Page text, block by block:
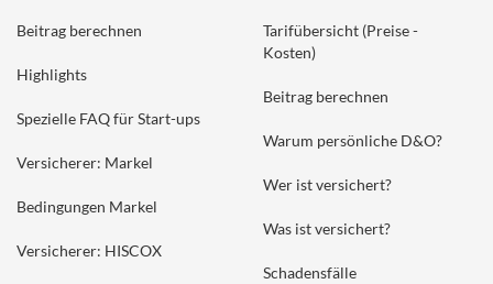
Beitrag berechnen
Highlights
Spezielle FAQ für Start-ups
Versicherer: Markel
Bedingungen Markel
Versicherer: HISCOX
Tarifübersicht (Preise -
Kosten)
Beitrag berechnen
Warum persönliche D&O?
Wer ist versichert?
Was ist versichert?
Schadensfälle